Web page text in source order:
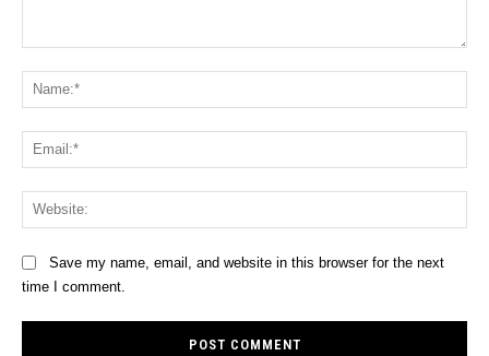
Save my name, email, and website in this browser for the next
time I comment.